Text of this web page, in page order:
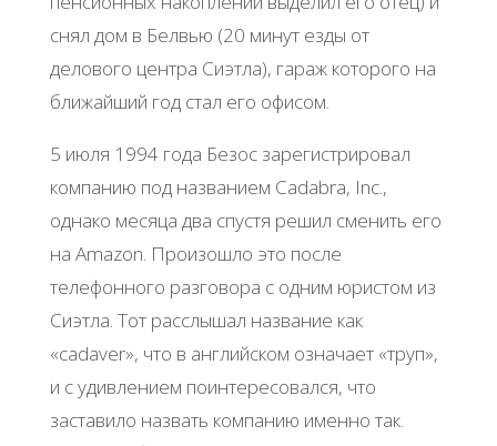
снял дом в Белвью (20 минут езды от
делового центра Сиэтла), гараж которого на
ближайший год стал его офисом.
5 июля 1994 года Безос зарегистрировал
компанию под названием Cadabra, Inc.,
однако месяца два спустя решил сменить его
на Amazon. Произошло это после
телефонного разговора с одним юристом из
Сиэтла. Тот расслышал название как
«cadaver», что в английском означает «труп»,
и с удивлением поинтересовался, что
заставило назвать компанию именно так.